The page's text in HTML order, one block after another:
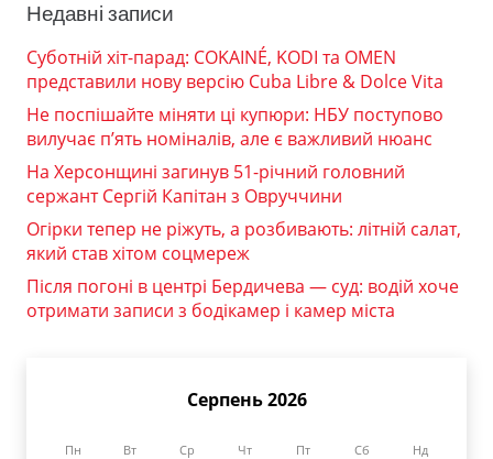
Недавні записи
Суботній хіт-парад: COKAINÉ, KODI та OMEN
представили нову версію Cuba Libre & Dolce Vita
Не поспішайте міняти ці купюри: НБУ поступово
вилучає п’ять номіналів, але є важливий нюанс
На Херсонщині загинув 51-річний головний
сержант Сергій Капітан з Овруччини
Огірки тепер не ріжуть, а розбивають: літній салат,
який став хітом соцмереж
Після погоні в центрі Бердичева — суд: водій хоче
отримати записи з бодікамер і камер міста
Серпень 2026
Пн Вт Ср Чт Пт Сб Нд